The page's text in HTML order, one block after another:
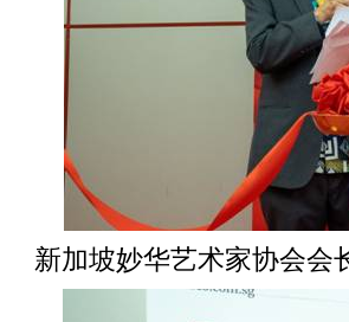
新加坡妙华艺术家协会会